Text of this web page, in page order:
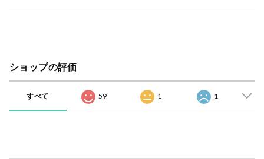
ショップの評価
すべて 59 1 1